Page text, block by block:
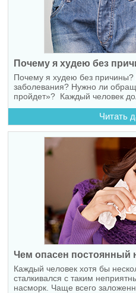
Почему я худею без
Почему я худею без причины?
заболевания? Нужно ли
пройдет»? Каждый человек
Читать
Чем опасен постоянный
Каждый человек хотя бы
сталкивался с таким
насморк. Чаще всего